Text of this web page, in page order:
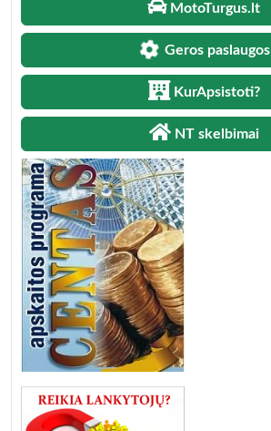
MotoTurgus.lt
Geros paslaugos
KurApsistoti?
NT skelbimai